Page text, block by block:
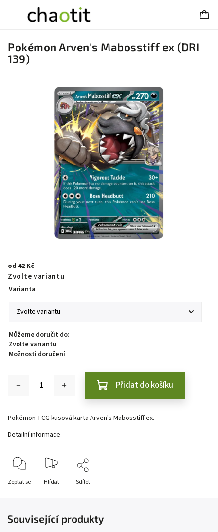
Pokémon Arven's Mabosstiff ex (DRI
139)
od 42 Kč
Zvolte variantu
Varianta
Můžeme doručit do:
Zvolte variantu
Možnosti doručení
Přidat do košíku
Pokémon TCG kusová karta Arven's Mabosstiff ex.
Detailní informace
Zeptat se Hlídat Sdílet
Související produkty